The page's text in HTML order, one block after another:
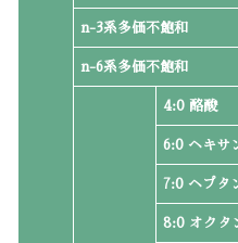
n-3系多価不飽和
n-6系多価不飽和
4:0 酪酸
6:0 ヘキサ
7:0 ヘプタ
8:0 オクタ